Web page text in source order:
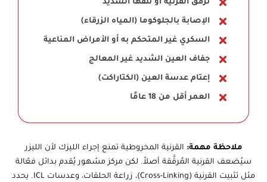
ترقق القرنية أو تلفها الشديد
الإصابة بالجلوكوما (المياه الزرقاء)
السكري غير المتحكم به أو الأمراض المناعية
جفاف العين الشديد غير المعالج
إعتام عدسة العين (الكتاراكت)
العمر أقل من 18 عامًا
ملاحظة مهمة: القرنية المخروطية تمنع إجراء الليزك لأن الليزر
سيُضعف القرنية المُرقَّقة أصلاً. لكن مركز مشهور يُقدم بدائل فعّالة
مثل تثبيت القرنية (Cross-Linking)، زراعة الحلقات، وعدسات ICL. يحدد